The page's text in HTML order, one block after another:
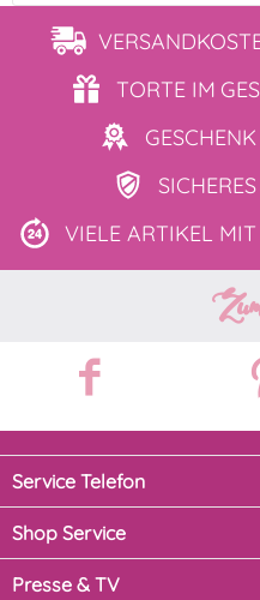
TORTE IM
GESCHENK
SICHERES
VIELE ARTIKEL MIT
Service Telefon
Shop Service
Presse & TV